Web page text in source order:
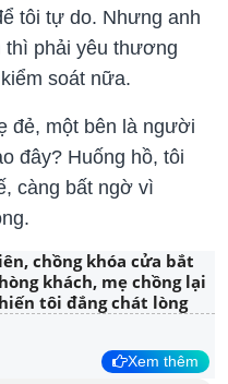
tôi tự do. Nhưng anh
thì phải yêu thương
soát nữa.
đẻ, một bên là người
đây? Huống hồ, tôi
càng bất ngờ vì
chồng khóa cửa bắt
khách, mẹ chồng lại
tôi đắng chát lòng
Xem thêm